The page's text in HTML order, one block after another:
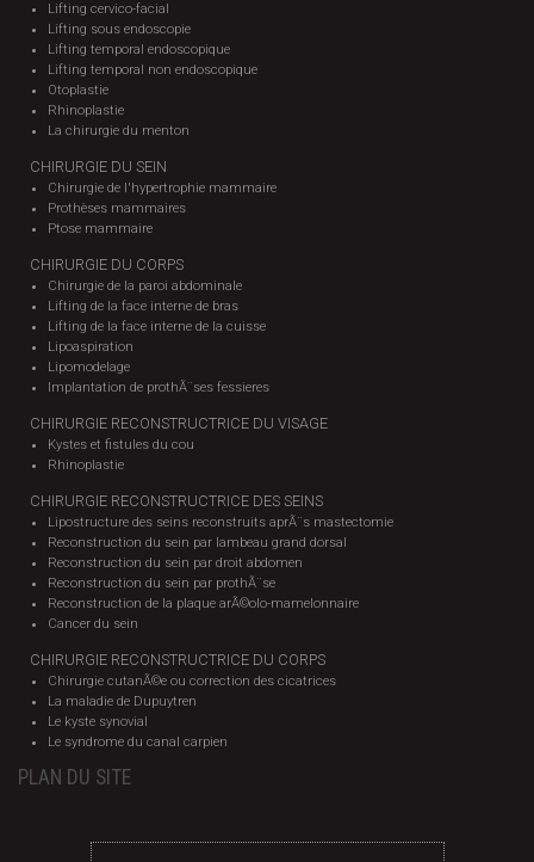
Lifting cervico-facial
Lifting sous endoscopie
Lifting temporal endoscopique
Lifting temporal non endoscopique
Otoplastie
Rhinoplastie
La chirurgie du menton
CHIRURGIE DU SEIN
Chirurgie de l'hypertrophie mammaire
Prothèses mammaires
Ptose mammaire
CHIRURGIE DU CORPS
Chirurgie de la paroi abdominale
Lifting de la face interne de bras
Lifting de la face interne de la cuisse
Lipoaspiration
Lipomodelage
Implantation de prothÃ¨ses fessieres
CHIRURGIE RECONSTRUCTRICE DU VISAGE
Kystes et fistules du cou
Rhinoplastie
CHIRURGIE RECONSTRUCTRICE DES SEINS
Lipostructure des seins reconstruits aprÃ¨s mastectomie
Reconstruction du sein par lambeau grand dorsal
Reconstruction du sein par droit abdomen
Reconstruction du sein par prothÃ¨se
Reconstruction de la plaque arÃ©olo-mamelonnaire
Cancer du sein
CHIRURGIE RECONSTRUCTRICE DU CORPS
Chirurgie cutanÃ©e ou correction des cicatrices
La maladie de Dupuytren
Le kyste synovial
Le syndrome du canal carpien
PLAN DU SITE